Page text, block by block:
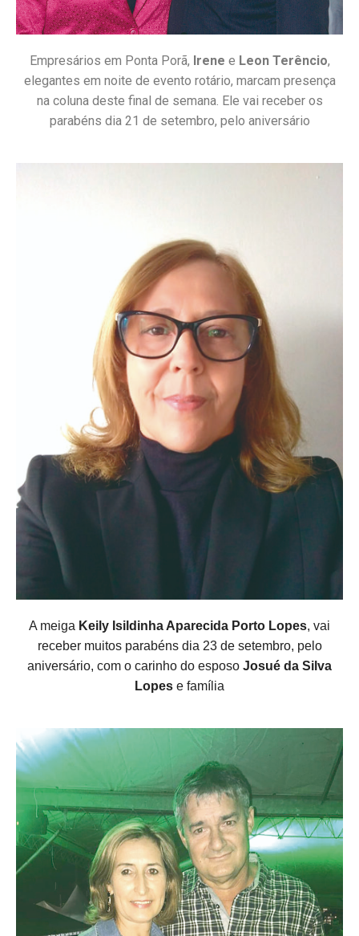
Empresários em Ponta Porã, Irene e Leon Terêncio,
elegantes em noite de evento rotário, marcam presença
na coluna deste final de semana. Ele vai receber os
parabéns dia 21 de setembro, pelo aniversário
A meiga Keily Isildinha Aparecida Porto Lopes, vai
receber muitos parabéns dia 23 de setembro, pelo
aniversário, com o carinho do esposo Josué da Silva
Lopes e família